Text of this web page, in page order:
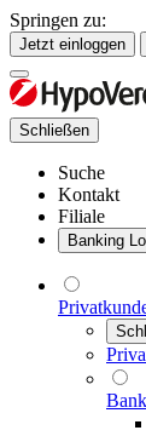
Springen zu:
Jetzt einloggen
Schließen
Suche
Kontakt
Filiale
Banking